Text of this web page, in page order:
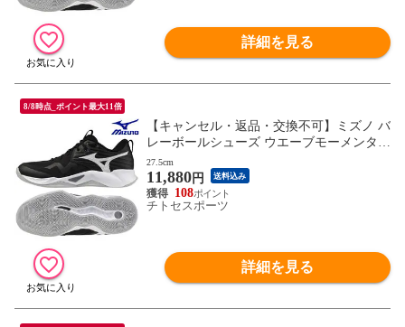
詳細を見る
8/8時点_ポイント最大11倍
【キャンセル・返品・交換不可】ミズノ バ
レーボールシューズ ウエーブモーメンタム
PRO V1GA254054 ユニセックス 2025AW R
FCL
27.5cm
11,880円 送料込み
108
チトセスポーツ
詳細を見る